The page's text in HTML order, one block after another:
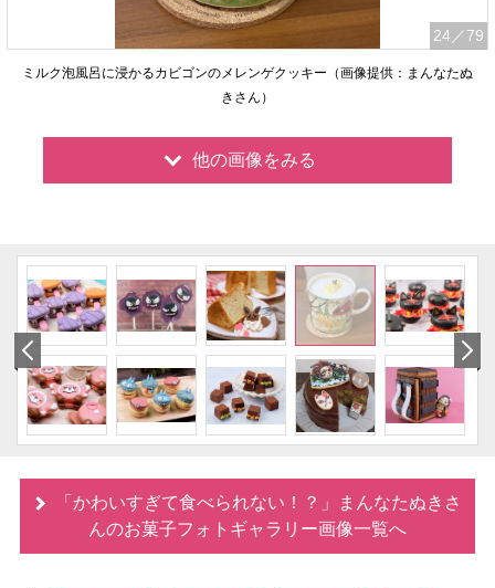
24 ／79
ミルク泡風呂に浸かるカビゴンのメレンゲクッキー（画像提供：まんなたぬ
きさん）
他の画像をみる
「かわいすぎて食べられない！？」まんなたぬきさ
んのお菓子フォトギャラリー画像一覧へ